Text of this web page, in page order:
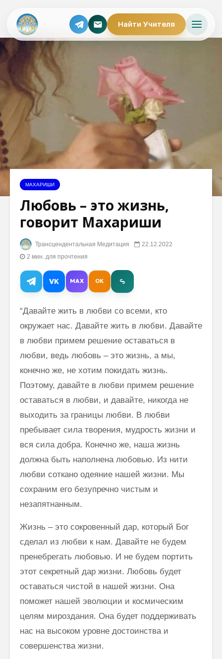
Найти Учителя
МАХАРИШИ
Любовь – это жизнь,
говорит Махариши
Трансцендентальная Медитация
22.12.2022
2 мин. для прочтения
VK MAX OK
“Давайте жить в любви со всеми, кто
окружает нас. Давайте жить в любви. Давайте
в любви примем решение оставаться в
любви, ведь любовь – это жизнь, а мы,
конечно же, не хотим покидать жизнь.
Поэтому, давайте в любви примем решение
оставаться в любви, и давайте, никогда не
выходить за границы любви. В любви
пребывает сила творения, мудрость жизни и
вся сила добра. Конечно же, наша жизнь
должна быть наполнена любовью. Из нити
любви соткано одеяние нашей жизни. Мы
сохраним его безупречно чистым и
незапятнанным.
Жизнь – это сокровенный дар, который Бог
сделал из любви к нам. Давайте не будем
пренебрегать любовью. И не будем портить
этот секретный дар жизни. Любовь будет
оставаться чистой в нашей жизни. Она
поможет нашей эволюции и космическим
целям мироздания. Она будет поддерживать
нас на высоком уровне достоинства и
совершенства жизни.
Дханур-Веда:
великая наука,
40 аспектов
Ведической
литературы
Трансцендентальная
Медитация:
бизнеса
Махариши:
полный подход
к оздоровлению
Как говорить
соответственно
моменту и
Махеш Йоги:
“Неправильное
Упанишад,
Гиты, всей этой
Веданты,
философии
Три облика
такое